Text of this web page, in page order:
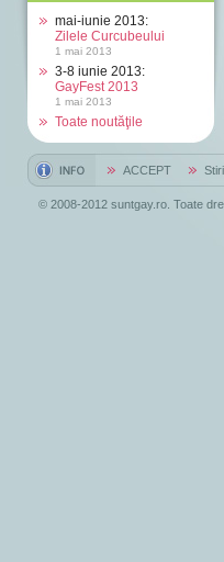
mai-iunie 2013:
Zilele Curcubeului
1 mai 2013
3-8 iunie 2013:
GayFest 2013
1 mai 2013
Toate noutăţile
ACCEPT
© 2008-2012 suntgay.ro. Toate